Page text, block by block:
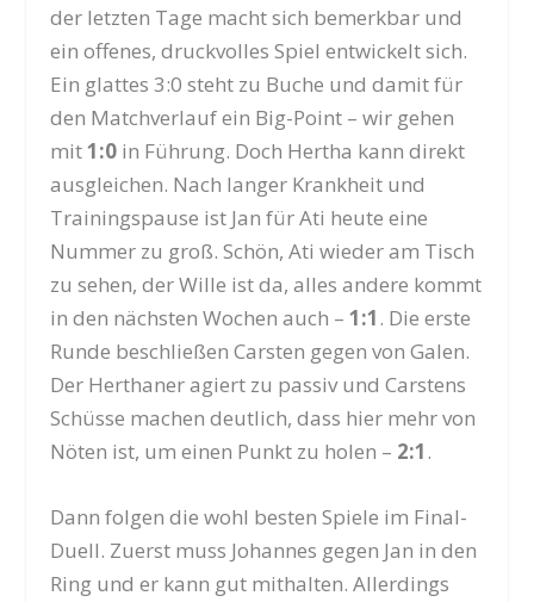
der letzten Tage macht sich bemerkbar und
ein offenes, druckvolles Spiel entwickelt sich.
Ein glattes 3:0 steht zu Buche und damit für
den Matchverlauf ein Big-Point – wir gehen
mit1:0 in Führung. Doch Hertha kann direkt
ausgleichen. Nach langer Krankheit und
Trainingspause ist Jan für Ati heute eine
Nummer zu groß. Schön, Ati wieder am Tisch
zu sehen, der Wille ist da, alles andere kommt
in den nächsten Wochen auch –1:1. Die erste
Runde beschließen Carsten gegen von Galen.
Der Herthaner agiert zu passiv und Carstens
Schüsse machen deutlich, dass hier mehr von
Nöten ist, um einen Punkt zu holen – 2:1.
Dann folgen die wohl besten Spiele im Final-
Duell. Zuerst muss Johannes gegen Jan in den
Ring und er kann gut mithalten. Allerdings